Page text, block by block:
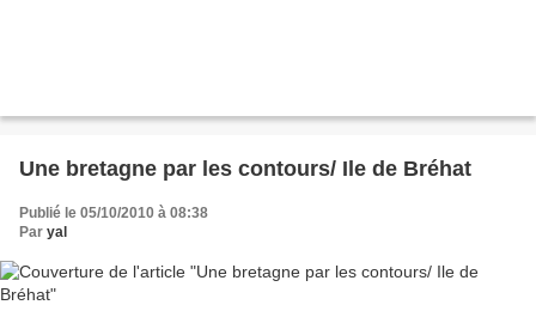
Une bretagne par les contours/ Ile de Bréhat
Publié le 05/10/2010 à 08:38
Par yal